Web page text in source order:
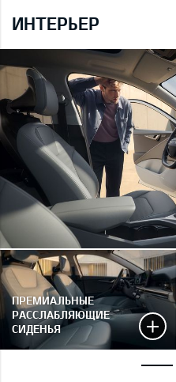
ИНТЕРЬЕР
ПРЕМИАЛЬНЫЕ
РАССЛАБЛЯЮЩИЕ
СИДЕНЬЯ